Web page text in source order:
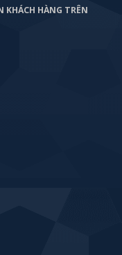
KHÁCH HÀNG TRÊN